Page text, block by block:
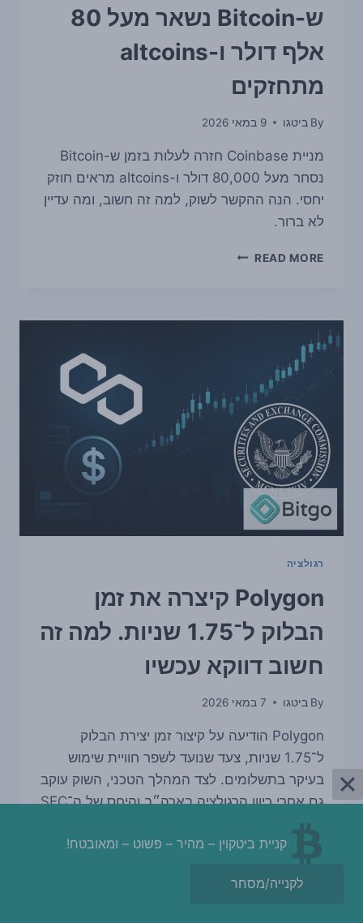
ש-Bitcoin נשאר מעל 80
אלף דולר ו-altcoins
מתחזקים
By ביטגו 9 במאי 2026
מניית Coinbase חזרה לעלות בזמן ש-Bitcoin
נסחר מעל 80,000 דולר ו-altcoins מראים חוזק
יחסי. הנה ההקשר לשוק, למה זה חשוב, ומה עדיין
לא ברור.
READ MORE
COINBASE
BITCOIN
אלף
דולר
ו-
ALTCOINS
מתחזקים
רגולציה
Polygon קיצרה את זמן
הבלוק ל־1.75 שניות. למה זה
חשוב דווקא עכשיו
By ביטגו 7 במאי 2026
Polygon הודיעה על קיצור זמן יצירת הבלוק
ל־1.75 שניות, צעד שנועד לשפר חוויית שימוש
בעיקר בתשלומים. לצד המהלך הטכני, השוק עוקב
גם אחרי כיוון הרגולציה בארה״ב והיחס של ה־SEC
לנכסי קריפטו ולשימושים מבוססי Stablecoins.
READ MORE
את
קניית ביטקוין – מהיר – פשוט – ומאובטח!
לקנייה/מסחר